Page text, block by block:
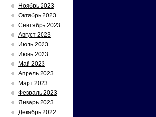
Ноябрь 2023
Октябрь 2023
Сентябрь 2023
Август 2023
Июль 2023
Июнь 2023
Май 2023
Апрель 2023
Март 2023
Февраль 2023
Январь 2023
Декабрь 2022